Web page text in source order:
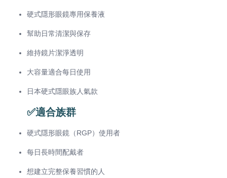
硬式隱形眼鏡專用保養液
幫助日常清潔與保存
維持鏡片潔淨透明
大容量適合每日使用
日本硬式隱眼族人氣款
✅適合族群
硬式隱形眼鏡（RGP）使用者
每日長時間配戴者
想建立完整保養習慣的人